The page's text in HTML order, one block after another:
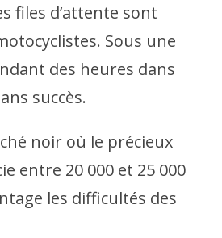
files d’attente sont
Sous une
des heures dans
succès.
noir où le précieux
entre 20 000 et 25 000
les difficultés des